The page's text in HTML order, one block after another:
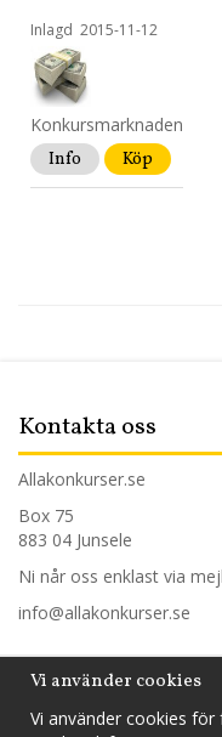
Inlagd 2015-11-12
Konkursmarknaden
Info
Köp
Kontakta oss
Allakonkurser.se
Box 75
883 04 Junsele
Ni når oss enklast via
info@allakonkurser.se
Trygg handel
Hos oss handlar du
Vi använder cookies
Vi använder cookies